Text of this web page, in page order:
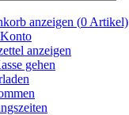
anzeigen (0 Artikel)
anzeigen
gehen